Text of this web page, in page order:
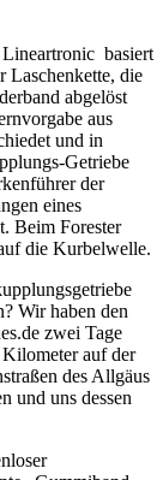
basiert
die
abgelöst
aus
und in
Getriebe
der
eines
Beim Forester
die Kurbelwelle.
Wir haben den
zwei Tage
auf der
des Allgäus
und uns dessen